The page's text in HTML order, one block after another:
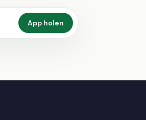
App holen